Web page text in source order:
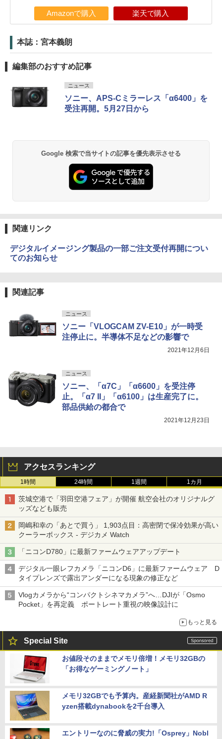
Amazonで購入 楽天で購入
本誌：宮本義朗
編集部のおすすめ記事
ニュース
ソニー、APS-Cミラーレス「α6400」を
受注再開。5月27日から
Google 検索で当サイトの記事を優先表示させる
関連リンク
デジタルイメージング製品の一部ご注文受付再開につい
てのお知らせ
関連記事
ニュース
ソニー「VLOGCAM ZV-E10」が一時受
注停止に。半導体不足などの影響で
2021年12月6日
ニュース
ソニー、「α7C」「α6600」を受注停
止。「α7 II」「α6100」は生産完了に。
部品供給の都合で
2021年12月23日
アクセスランキング
1時間 24時間 1週間 1カ月
茨城空港で「羽田空港フェア」が開催 航空会社のオリジナルグ
ッズなども販売
岡嶋和幸の「あとで買う」 1,903点目：高密閉で保冷効果が高い
クーラーボックス - デジカメ Watch
「ニコンD780」に最新ファームウェアアップデート
デジタル一眼レフカメラ「ニコンD6」に最新ファームウェア D
タイプレンズで露出アンダーになる現象の修正など
Vlogカメラから“コンパクトシネマカメラ”へ…DJIが「Osmo
Pocket」を再定義 ポートレート重視の映像設計に
もっと見る
Special Site
お値段そのままでメモリ倍増！メモリ32GBの
「お得なゲーミングノート」
メモリ32GBでも予算内。産経新聞社がAMD R
yzen搭載dynabookを2千台導入
エントリーなのに脅威の実力!「Osprey」Nobl